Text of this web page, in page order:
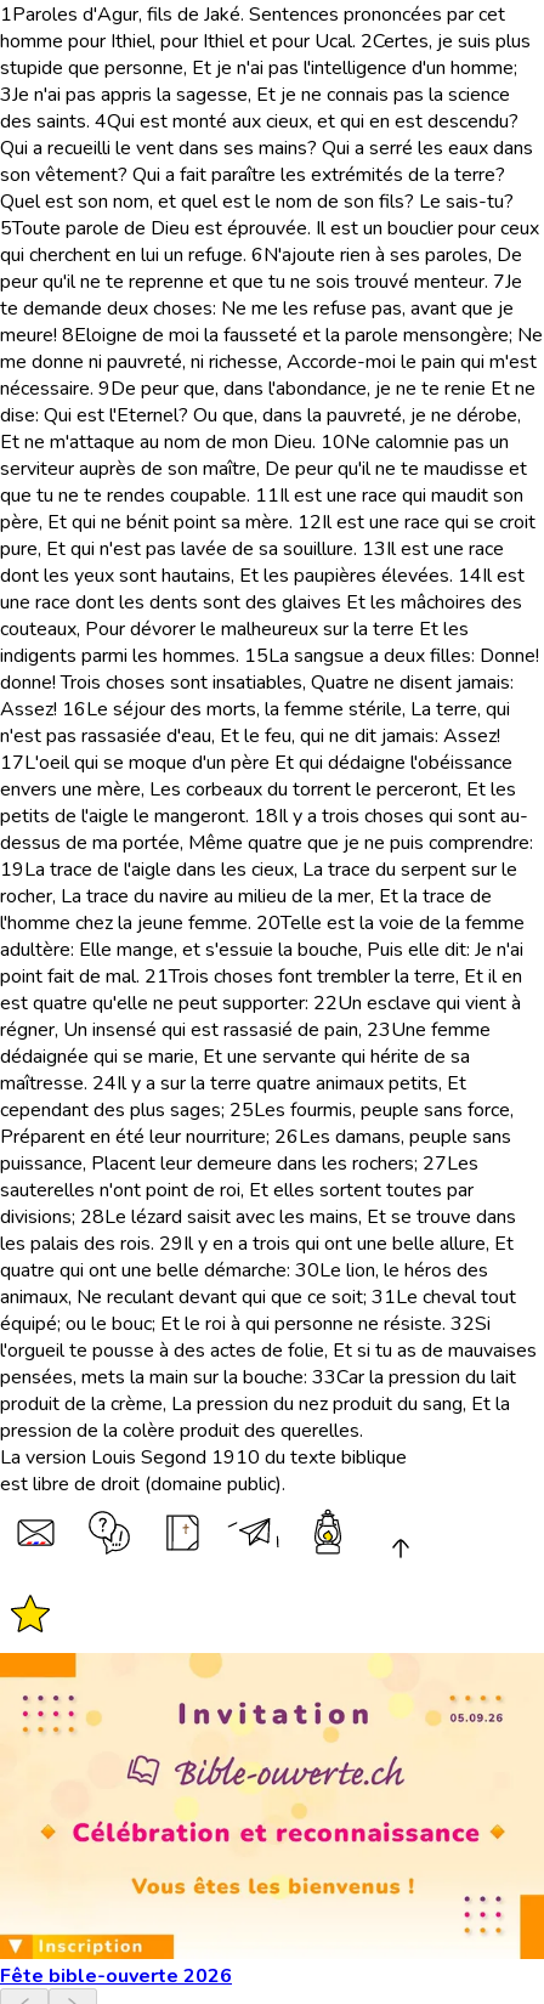
1Paroles d'Agur, fils de Jaké. Sentences prononcées par cet
homme pour Ithiel, pour Ithiel et pour Ucal. 2Certes, je suis plus
stupide que personne, Et je n'ai pas l'intelligence d'un homme;
3Je n'ai pas appris la sagesse, Et je ne connais pas la science
des saints. 4Qui est monté aux cieux, et qui en est descendu?
Qui a recueilli le vent dans ses mains? Qui a serré les eaux dans
son vêtement? Qui a fait paraître les extrémités de la terre?
Quel est son nom, et quel est le nom de son fils? Le sais-tu?
5Toute parole de Dieu est éprouvée. Il est un bouclier pour ceux
qui cherchent en lui un refuge. 6N'ajoute rien à ses paroles, De
peur qu'il ne te reprenne et que tu ne sois trouvé menteur. 7Je
te demande deux choses: Ne me les refuse pas, avant que je
meure! 8Eloigne de moi la fausseté et la parole mensongère; Ne
me donne ni pauvreté, ni richesse, Accorde-moi le pain qui m'est
nécessaire. 9De peur que, dans l'abondance, je ne te renie Et ne
dise: Qui est l'Eternel? Ou que, dans la pauvreté, je ne dérobe,
Et ne m'attaque au nom de mon Dieu. 10Ne calomnie pas un
serviteur auprès de son maître, De peur qu'il ne te maudisse et
que tu ne te rendes coupable. 11Il est une race qui maudit son
père, Et qui ne bénit point sa mère. 12Il est une race qui se croit
pure, Et qui n'est pas lavée de sa souillure. 13Il est une race
dont les yeux sont hautains, Et les paupières élevées. 14Il est
une race dont les dents sont des glaives Et les mâchoires des
couteaux, Pour dévorer le malheureux sur la terre Et les
indigents parmi les hommes. 15La sangsue a deux filles: Donne!
donne! Trois choses sont insatiables, Quatre ne disent jamais:
Assez! 16Le séjour des morts, la femme stérile, La terre, qui
n'est pas rassasiée d'eau, Et le feu, qui ne dit jamais: Assez!
17L'oeil qui se moque d'un père Et qui dédaigne l'obéissance
envers une mère, Les corbeaux du torrent le perceront, Et les
petits de l'aigle le mangeront. 18Il y a trois choses qui sont au-
dessus de ma portée, Même quatre que je ne puis comprendre:
19La trace de l'aigle dans les cieux, La trace du serpent sur le
rocher, La trace du navire au milieu de la mer, Et la trace de
l'homme chez la jeune femme. 20Telle est la voie de la femme
adultère: Elle mange, et s'essuie la bouche, Puis elle dit: Je n'ai
point fait de mal. 21Trois choses font trembler la terre, Et il en
est quatre qu'elle ne peut supporter: 22Un esclave qui vient à
régner, Un insensé qui est rassasié de pain, 23Une femme
dédaignée qui se marie, Et une servante qui hérite de sa
maîtresse. 24Il y a sur la terre quatre animaux petits, Et
cependant des plus sages; 25Les fourmis, peuple sans force,
Préparent en été leur nourriture; 26Les damans, peuple sans
puissance, Placent leur demeure dans les rochers; 27Les
sauterelles n'ont point de roi, Et elles sortent toutes par
divisions; 28Le lézard saisit avec les mains, Et se trouve dans
les palais des rois. 29Il y en a trois qui ont une belle allure, Et
quatre qui ont une belle démarche: 30Le lion, le héros des
animaux, Ne reculant devant qui que ce soit; 31Le cheval tout
équipé; ou le bouc; Et le roi à qui personne ne résiste. 32Si
l'orgueil te pousse à des actes de folie, Et si tu as de mauvaises
pensées, mets la main sur la bouche: 33Car la pression du lait
produit de la crème, La pression du nez produit du sang, Et la
pression de la colère produit des querelles.
La version Louis Segond 1910 du texte biblique
est libre de droit (domaine public).
Fête bible-ouverte 2026